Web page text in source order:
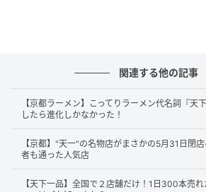
関連する他の記事
【京都ラーメン】こってりラーメン代名詞『天
したら進化しかなかった！
【京都】"天一"の名物店がまさかの5月31日閉
者も通った人気店
【天下一品】全国で２店舗だけ！1日300本売